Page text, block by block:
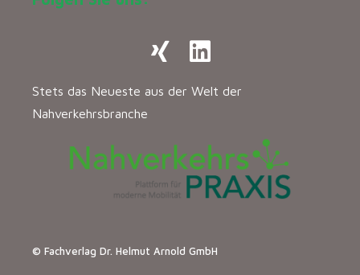
Stets das Neueste aus der Welt der
Nahverkehrsbranche
© Fachverlag Dr. Helmut Arnold GmbH